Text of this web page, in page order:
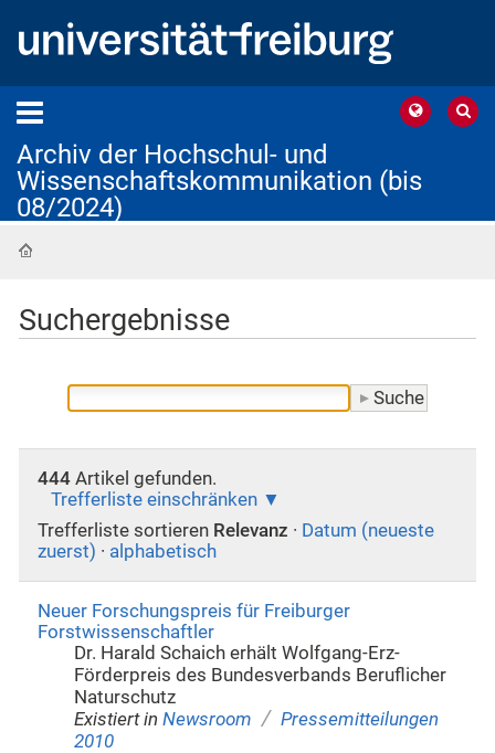
Archiv der Hochschul- und
Wissenschaftskommunikation (bis
08/2024)
Suchergebnisse
444Artikel gefunden.
Trefferliste einschränken
Trefferliste sortieren Relevanz · Datum (neueste
zuerst) · alphabetisch
Neuer Forschungspreis für Freiburger
Forstwissenschaftler
Dr. Harald Schaich erhält Wolfgang-Erz-
Förderpreis des Bundesverbands Beruflicher
Naturschutz
Existiert in Newsroom / Pressemitteilungen
2010